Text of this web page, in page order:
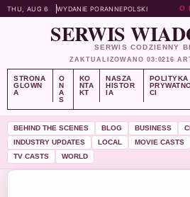
THU, AUG 6 WYDANIE PORANNEPOLSKI O
SERWISSERWIS CODZIENNY
ZAKTUALIZOWANO 03:0216
STRONA
GLOWN
A
O
N
A
S
KO
NTA
KT
NASZA
HISTOR
IA
POLITYKA
CI
BEHIND THE SCENES BLOG BUSINESS
INDUSTRY UPDATES
LOCAL MOVIE CASTS
TV CASTS
WORLD